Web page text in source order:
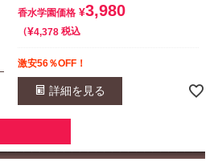
香水学園価格 ¥3,980
¥4,378 税込
激安56％OFF！
詳細を見る